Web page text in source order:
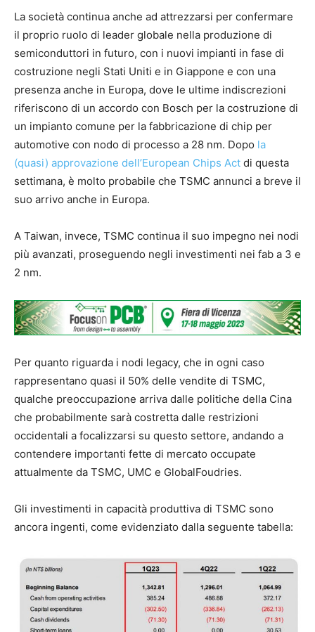
La società continua anche ad attrezzarsi per confermare
il proprio ruolo di leader globale nella produzione di
semiconduttori in futuro, con i nuovi impianti in fase di
costruzione negli Stati Uniti e in Giappone e con una
presenza anche in Europa, dove le ultime indiscrezioni
riferiscono di un accordo con Bosch per la costruzione di
un impianto comune per la fabbricazione di chip per
automotive con nodo di processo a 28 nm. Dopo la
(quasi) approvazione dell’European Chips Act di questa
settimana, è molto probabile che TSMC annunci a breve il
suo arrivo anche in Europa.
A Taiwan, invece, TSMC continua il suo impegno nei nodi
più avanzati, proseguendo negli investimenti nei fab a 3 e
2 nm.
Per quanto riguarda i nodi legacy, che in ogni caso
rappresentano quasi il 50% delle vendite di TSMC,
qualche preoccupazione arriva dalle politiche della Cina
che probabilmente sarà costretta dalle restrizioni
occidentali a focalizzarsi su questo settore, andando a
contendere importanti fette di mercato occupate
attualmente da TSMC, UMC e GlobalFoudries.
Gli investimenti in capacità produttiva di TSMC sono
ancora ingenti, come evidenziato dalla seguente tabella: